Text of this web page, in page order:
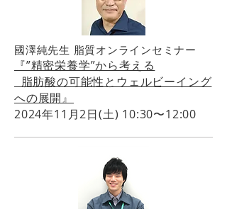
國澤純先生 脂質オンラインセミナー
『”精密栄養学”から考える
脂肪酸の可能性とウェルビーイング
への展開』
2024年11月2日(土) 10:30〜12:00